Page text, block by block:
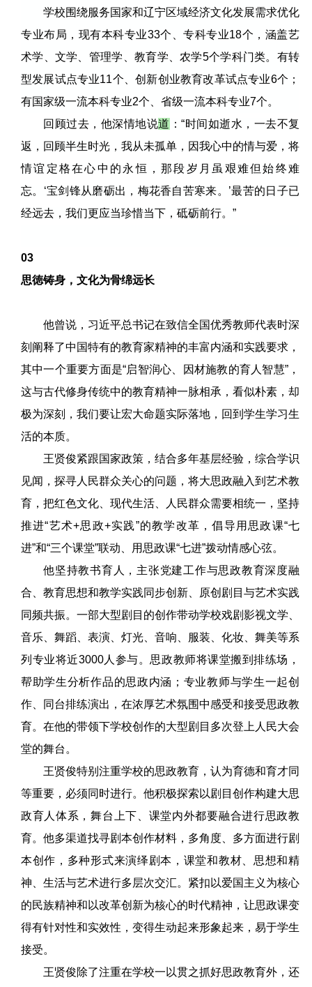
学校围绕服务国家和辽宁区域经济文化发展需求优化
专业布局，现有本科专业33个、专科专业18个，涵盖艺
术学、文学、管理学、教育学、农学5个学科门类。有转
型发展试点专业11个、创新创业教育改革试点专业6个；
有国家级一流本科专业2个、省级一流本科专业7个。
回顾过去，他深情地说道 ： “时间如逝水，一去不复
返，回顾半生时光，我从未孤单，因我心中的情与爱，将
情谊定格在心中的永恒，那段岁月虽艰难但始终难
忘。 ‘宝剑锋从磨砺出，梅花香自苦寒来。 ’最苦的日子已
经远去，我们更应当珍惜当下，砥砺前行。 ”
03
思徳铸身，文化为骨绵远长
他曾说，习近平总书记在致信全国优秀教师代表时深
刻阐释了中国特有的教育家精神的丰富内涵和实践要求，
其中一个重要方面是“启智润心、因材施教的育人智慧”，
这与古代修身传统中的教育精神一脉相承，看似朴素，却
极为深刻，我们要让宏大命题实际落地，回到学生学习生
活的本质。
王贤俊紧跟国家政策，结合多年基层经验，综合学识
见闻，探寻人民群众关心的问题，将大思政融入到艺术教
育，把红色文化、现代生活、人民群众需要相统一，坚持
推进“艺术+思政+实践”的教学改革，倡导用思政课“七
进”和“三个课堂”联动、用思政课“七进”拨动情感心弦。
他坚持教书育人，主张党建工作与思政教育深度融
合、教育思想和教学实践同步创新、原创剧目与艺术实践
同频共振。一部大型剧目的创作带动学校戏剧影视文学、
音乐、舞蹈、表演、灯光、音响、服装、化妆、舞美等系
列专业将近3000人参与。思政教师将课堂搬到排练场，
帮助学生分析作品的思政内涵；专业教师与学生一起创
作、同台排练演出，在浓厚艺术氛围中感受和接受思政教
育。在他的带领下学校创作的大型剧目多次登上人民大会
堂的舞台。
王贤俊特别注重学校的思政教育，认为育德和育才同
等重要，必须同时进行。他积极探索以剧目创作构建大思
政育人体系，舞台上下、课堂内外都要融合进行思政教
育。他多渠道找寻剧本创作材料，多角度、多方面进行剧
本创作，多种形式来演绎剧本，课堂和教材、思想和精
神、生活与艺术进行多层次交汇。紧扣以爱国主义为核心
的民族精神和以改革创新为核心的时代精神，让思政课变
得有针对性和实效性，变得生动起来形象起来，易于学生
接受。
王贤俊除了注重在学校一以贯之抓好思政教育外，还